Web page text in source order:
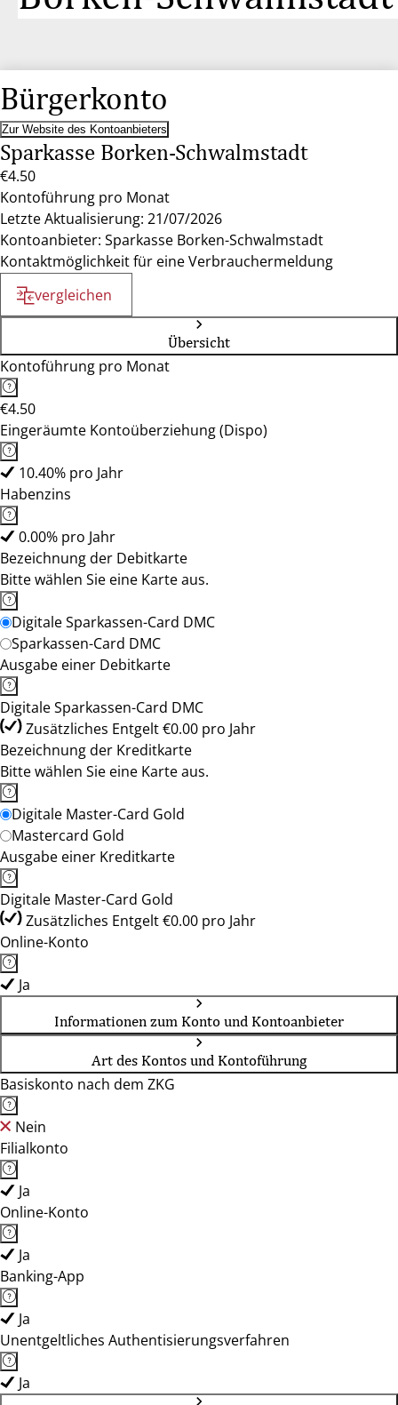
Bürgerkonto
Zur Website des Kontoanbieters
Sparkasse Borken-Schwalmstadt
€4.50
Kontoführung pro Monat
Letzte Aktualisierung: 21/07/2026
Kontoanbieter: Sparkasse Borken-Schwalmstadt
Kontaktmöglichkeit für eine Verbrauchermeldung
vergleichen
Übersicht
Kontoführung pro Monat
€4.50
Eingeräumte Kontoüberziehung (Dispo)
10.40% pro Jahr
Habenzins
0.00% pro Jahr
Bezeichnung der Debitkarte
Bitte wählen Sie eine Karte aus.
Digitale Sparkassen-Card DMC
Sparkassen-Card DMC
Ausgabe einer Debitkarte
Digitale Sparkassen-Card DMC
Zusätzliches Entgelt €0.00 pro Jahr
Bezeichnung der Kreditkarte
Bitte wählen Sie eine Karte aus.
Digitale Master-Card Gold
Mastercard Gold
Ausgabe einer Kreditkarte
Digitale Master-Card Gold
Zusätzliches Entgelt €0.00 pro Jahr
Online-Konto
Ja
Informationen zum Konto und Kontoanbieter
Art des Kontos und Kontoführung
Basiskonto nach dem ZKG
Nein
Filialkonto
Ja
Online-Konto
Ja
Banking-App
Ja
Unentgeltliches Authentisierungsverfahren
Ja